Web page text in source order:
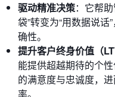
驱动精准决策：它帮
袋”转变为“用数据说
确性。
提升客户终身价值（
能提供超越期待的个
的满意度与忠诚度，
率。